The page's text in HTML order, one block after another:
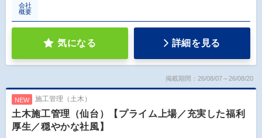
会社
概要
気になる 詳細を見る
掲載期間：26/08/07～26/08/20
NEW 施工管理（土木）
土木施工管理（仙台）【プライム上場／充実した福利
厚生／穏やかな社風】